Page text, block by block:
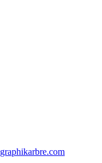
graphikarbre.com